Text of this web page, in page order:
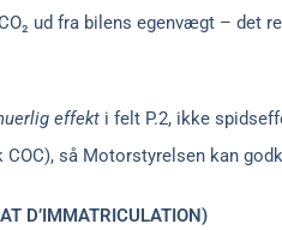
ud fra bilens egenvægt – det
effekt i felt P.2, ikke
så Motorstyrelsen kan
D’IMMATRICULATION)